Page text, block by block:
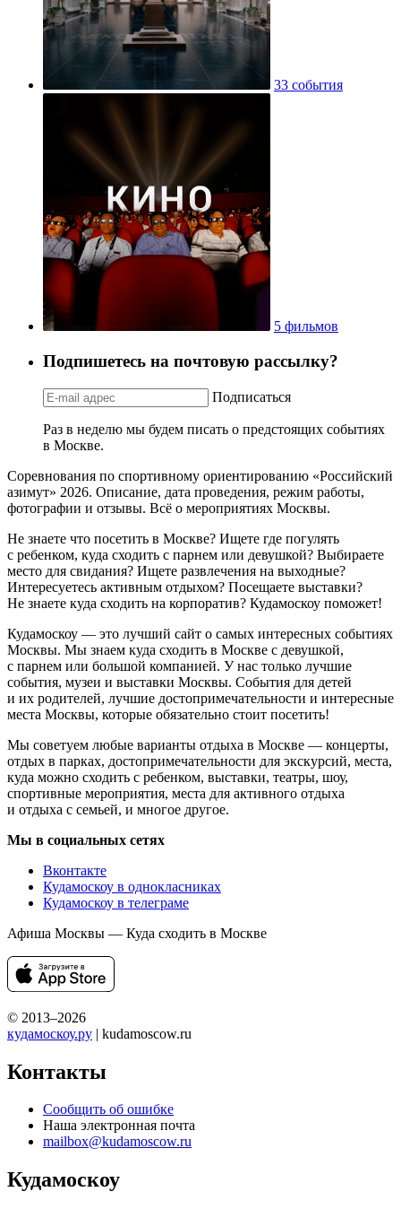
33 события
5 фильмов
Подпишетесь на почтовую рассылку?
Подписаться
Раз в неделю мы будем писать о предстоящих событиях
в Москве.
Соревнования по спортивному ориентированию «Российский
азимут» 2026. Описание, дата проведения, режим работы,
фотографии и отзывы. Всё о мероприятиях Москвы.
Не знаете что посетить в Москве? Ищете где погулять
с ребенком, куда сходить с парнем или девушкой? Выбираете
место для свидания? Ищете развлечения на выходные?
Интересуетесь активным отдыхом? Посещаете выставки?
Не знаете куда сходить на корпоратив? Кудамоскоу поможет!
Кудамоскоу — это лучший сайт о самых интересных событиях
Москвы. Мы знаем куда сходить в Москве с девушкой,
с парнем или большой компанией. У нас только лучшие
события, музеи и выставки Москвы. События для детей
и их родителей, лучшие достопримечательности и интересные
места Москвы, которые обязательно стоит посетить!
Мы советуем любые варианты отдыха в Москве — концерты,
отдых в парках, достопримечательности для экскурсий, места,
куда можно сходить с ребенком, выставки, театры, шоу,
спортивные мероприятия, места для активного отдыха
и отдыха с семьей, и многое другое.
Мы в социальных сетях
Вконтакте
Кудамоскоу в однокласниках
Кудамоскоу в телеграме
Афиша Москвы — Куда сходить в Москве
© 2013–2026
кудамоскоу.ру | kudamoscow.ru
Контакты
Сообщить об ошибке
Наша электронная почта
mailbox@kudamoscow.ru
Кудамоскоу